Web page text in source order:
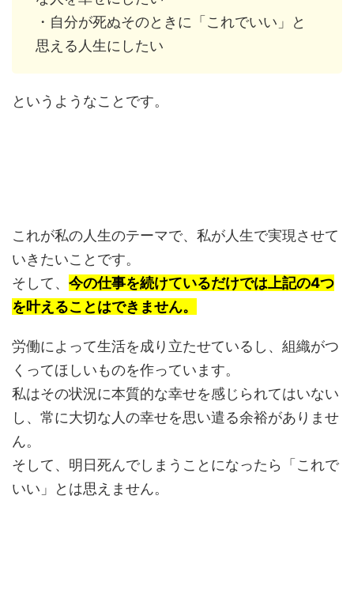
・自分が死ぬそのときに「これでいい」と
思える人生にしたい
というようなことです。
これが私の人生のテーマで、私が人生で実現させて
いきたいことです。
そして、 今の仕事を続けているだけでは上記の4つ
を叶えることはできません。
労働によって生活を成り立たせているし、組織がつ
くってほしいものを作っています。
私はその状況に本質的な幸せを感じられてはいない
し、常に大切な人の幸せを思い遣る余裕がありませ
ん。
そして、明日死んでしまうことになったら「これで
いい」とは思えません。